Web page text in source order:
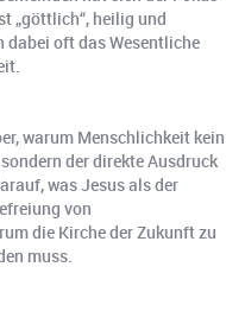
„göttlich“, heilig und
dabei oft das Wesentliche
warum Menschlichkeit kein
der direkte Ausdruck
was Jesus als der
von
die Kirche der Zukunft zu
muss.